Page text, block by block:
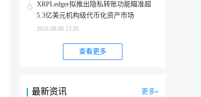
XRPLedger拟推出隐私转账功能瞄准超
5.3亿美元机构级代币化资产市场
2026-08-08 13:20
查看更多
最新资讯 更多